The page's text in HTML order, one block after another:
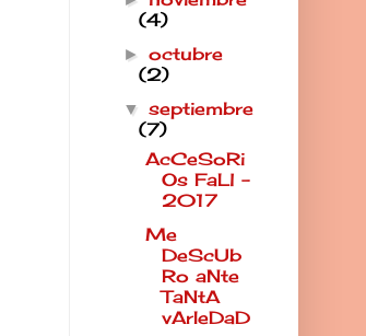
(4)
►octubre
(2)
▼septiembre
(7)
AcCeSoRi
Os FaLl -
2017
Me
DeScUb
Ro aNte
TaNtA
vArIeDaD